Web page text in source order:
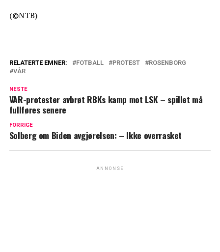
(©NTB)
RELATERTE EMNER: FOTBALL PROTEST
ROSENBORG
VÅR
NESTE
VAR-protester avbrøt RBKs kamp mot LSK – spillet må
fullføres senere
FORRIGE
Solberg om Biden avgjørelsen: – Ikke overrasket
ANNONSE